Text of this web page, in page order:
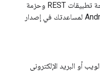
توفّر Google Wallet API واجهة برمجة تطبيقات REST وحزمة
تطوير برامج (SDK) لنظام التشغيل Android لمساعدتك في إصدار
أو البريد الإلكتروني